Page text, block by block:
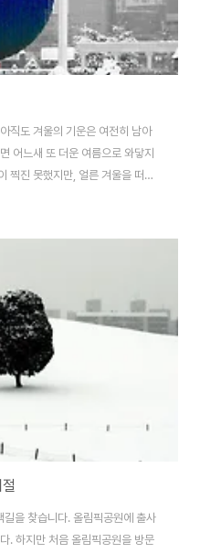
직도 겨울의 기운은 여전히 남아
어느새 또 더운 여름으로 와닿지
찍진 못했지만, 얼른 겨울을 떠나
동네 앞마당으로 생각하면서 쏘
울을 마감해야지
을 찾습니다. 올림픽공원에 출사
. 하지만 처음 올림픽공원을 방문